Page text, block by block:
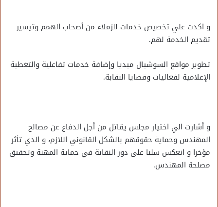
و اكدت علي تخصيص خدمات للزملاء من أصحاب الهمم وتيسير
تقديم الخدمة لهم.
تطوير مواقع السوشيال ميديا وإضافة خدمات تفاعلية والتغطية
الإعلامية لفعاليات وقضايا النقابة.
و أشارت الي اختيار مجلس يقاتل من أجل الدفاع عن مصالح
المهندس وحماية حقوقهم بالشكل القانوني اللازم، و الذي تأثر
مؤخرا و انعكس سلبا على دور النقابة في حماية المهنة وتحقيق
مصلحة المهندس.